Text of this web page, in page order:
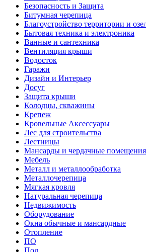
Безопасность и Защита
Битумная черепица
Благоустройство территории и
Бытовая техника и электроника
Ванные и сантехника
Вентиляция крыши
Водосток
Гаражи
Дизайн и Интерьер
Досуг
Защита крыши
Колодцы, скважины
Крепеж
Кровельные Аксессуары
Лес для строительства
Лестницы
Мансарды и чердачные помещения
Мебель
Металл и металлообработка
Металлочерепица
Мягкая кровля
Натуральная черепица
Недвижимость
Оборудование
Окна обычные и мансардные
Отопление
ПО
Пол